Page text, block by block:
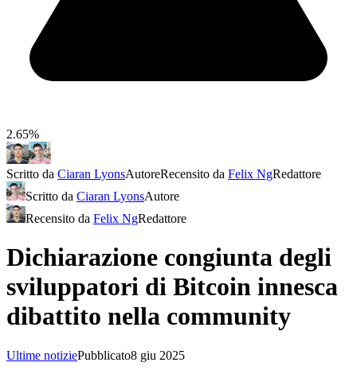
2.65%
Scritto da Ciaran LyonsAutoreRecensito da Felix NgRedattore
Scritto da Ciaran LyonsAutore
Recensito da Felix NgRedattore
Dichiarazione congiunta degli
sviluppatori di Bitcoin innesca
dibattito nella community
Ultime notiziePubblicato8 giu 2025